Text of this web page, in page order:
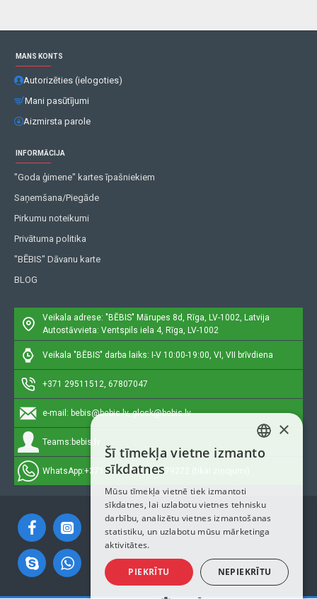
MANS KONTS
Autorizēties (ielogoties)
Mani pasūtījumi
Aizmirsta parole
INFORMĀCIJA
"Goda ģimene" kartes īpašniekiem
Saņemšana/Piegāde
Pirkumu noteikumi
Privātuma politika
"BĒBIS" Dāvanu karte
BLOG
Veikala adrese: "BĒBIS" Mārupes 8d, Rīga, LV-1002, Latvija
Autostāvvieta: Ventspils iela 4, Rīga, LV-1002
Veikala "BĒBIS" darba laiks: I-V 10:00-19:00, VI, VII brīvdiena
+371 29511512, 67807047
e-mail: bebis@bebis.lv, glosk@bebis.lv
Teams: bebis.lv
WhatsApp:+371 29511512, 20579272 (tikai ziņojumi)
LATVIAN
ENGLISH
×
Šī tīmekļa vietne izmanto
sīkdatnes
Mūsu tīmekļa vietnē tiek izmantoti
sīkdatnes, lai uzlabotu vietnes tehnisku
darbību, analizētu vietnes izmantošanas
statistiku, un uzlabotu mūsu mārketinga
aktivitātes.
PIEKRĪTU NEPIEKRĪTU